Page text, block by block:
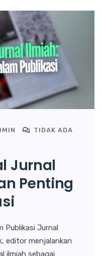
TIDAK ADA
Jurnal
Penting
Publikasi Jurnal
editor menjalankan
ilmiah sebagai